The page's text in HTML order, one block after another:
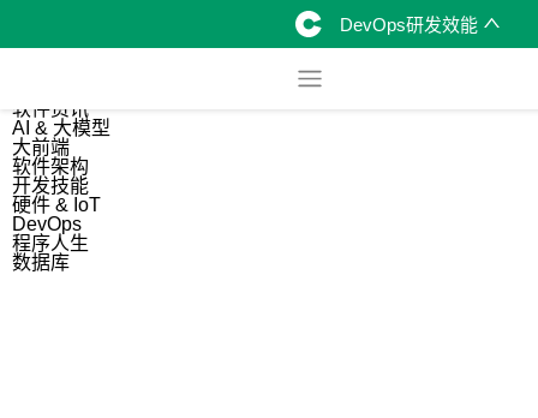
DevOps研发效能
软件资讯
AI & 大模型
大前端
软件架构
开发技能
硬件 & IoT
DevOps
程序人生
数据库